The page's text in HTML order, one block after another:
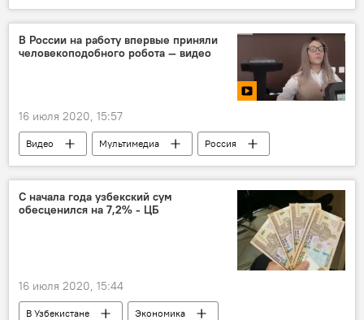
Узбекистан
Галерея Культура
В России на работу впервые приняли
человекоподобного робота — видео
16 июля 2020, 15:57
Видео Мультимедиа
Россия
робот
человек Наука
С начала года узбекский сум
обесценился на 7,2% - ЦБ
16 июля 2020, 15:44
В Узбекистане
Экономика